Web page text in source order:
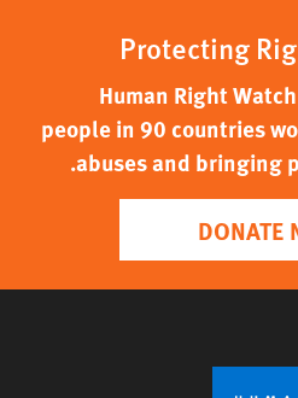
Protecting
Human Right
people in 90 countries
abuses and bringing
DONATE